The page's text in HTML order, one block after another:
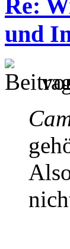
Re:
und